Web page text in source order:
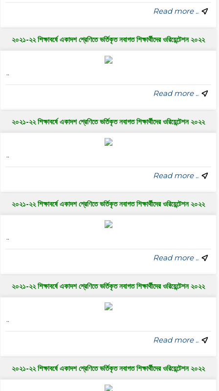
Read more ..
২০২১-২২ শিক্ষাবর্ষে একাদশ শ্রেণিতে ভর্তিকৃত নবাগত শিক্ষার্থীদের ওরিয়েন্টেশন ২০২২
..
Read more ..
২০২১-২২ শিক্ষাবর্ষে একাদশ শ্রেণিতে ভর্তিকৃত নবাগত শিক্ষার্থীদের ওরিয়েন্টেশন ২০২২
..
Read more ..
২০২১-২২ শিক্ষাবর্ষে একাদশ শ্রেণিতে ভর্তিকৃত নবাগত শিক্ষার্থীদের ওরিয়েন্টেশন ২০২২
..
Read more ..
২০২১-২২ শিক্ষাবর্ষে একাদশ শ্রেণিতে ভর্তিকৃত নবাগত শিক্ষার্থীদের ওরিয়েন্টেশন ২০২২
..
Read more ..
২০২১-২২ শিক্ষাবর্ষে একাদশ শ্রেণিতে ভর্তিকৃত নবাগত শিক্ষার্থীদের ওরিয়েন্টেশন ২০২২